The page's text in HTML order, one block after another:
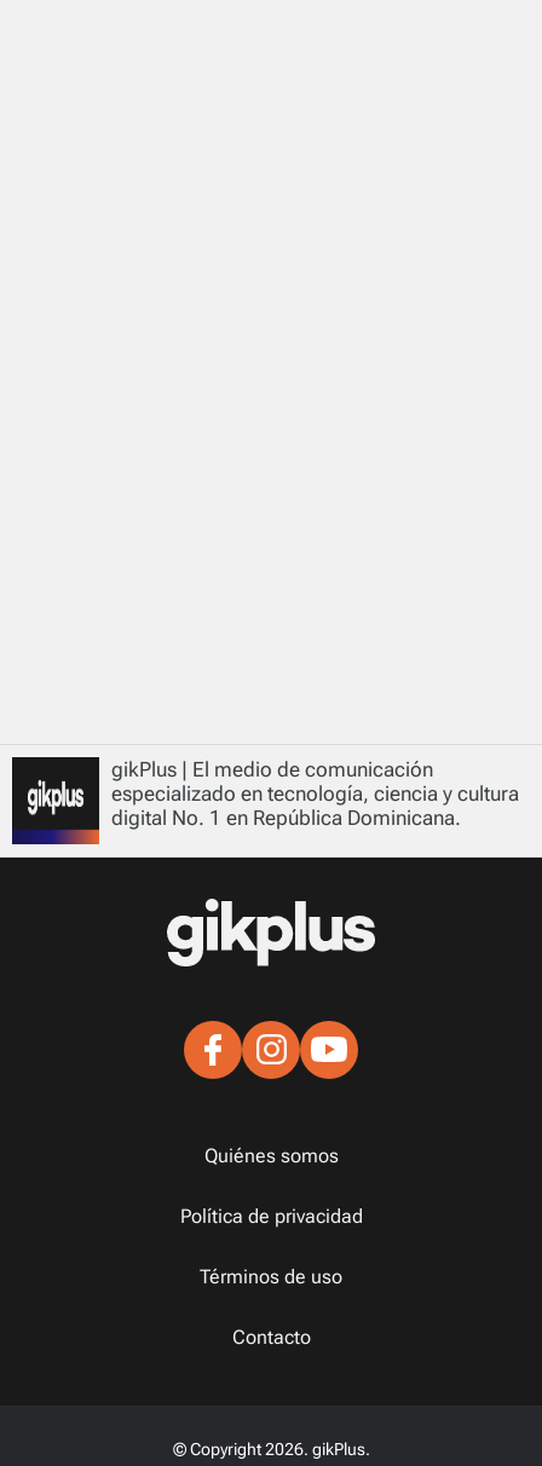
gikPlus | El medio de comunicación
especializado en tecnología, ciencia y cultura
digital No. 1 en República Dominicana.
Quiénes somos
Política de privacidad
Términos de uso
Contacto
© Copyright 2026. gikPlus.